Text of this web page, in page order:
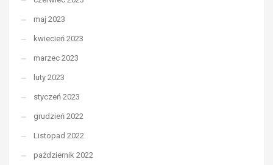
maj 2023
kwiecień 2023
marzec 2023
luty 2023
styczeń 2023
grudzień 2022
Listopad 2022
październik 2022